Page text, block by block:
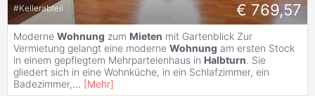
#Kellerabteil € 769,57
Moderne Wohnung zum Mieten mit Gartenblick Zur
Vermietung gelangt eine moderne Wohnung am ersten Stock
in einem gepflegtem Mehrparteienhaus in Halbturn. Sie
gliedert sich in eine Wohnküche, in ein Schlafzimmer, ein
Badezimmer,... [Mehr]